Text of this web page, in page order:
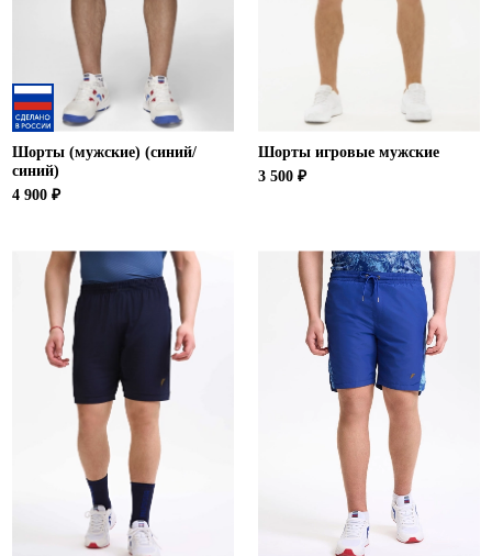
Ханты-Мансийский автономный округ (3)
Челябинская область (2)
Ямало-Ненецкий автономный округ (1)
Ярославская область (1)
Шорты (мужские) (синий/
синий)
4 900 ₽
Шорты игровые мужские
3 500 ₽